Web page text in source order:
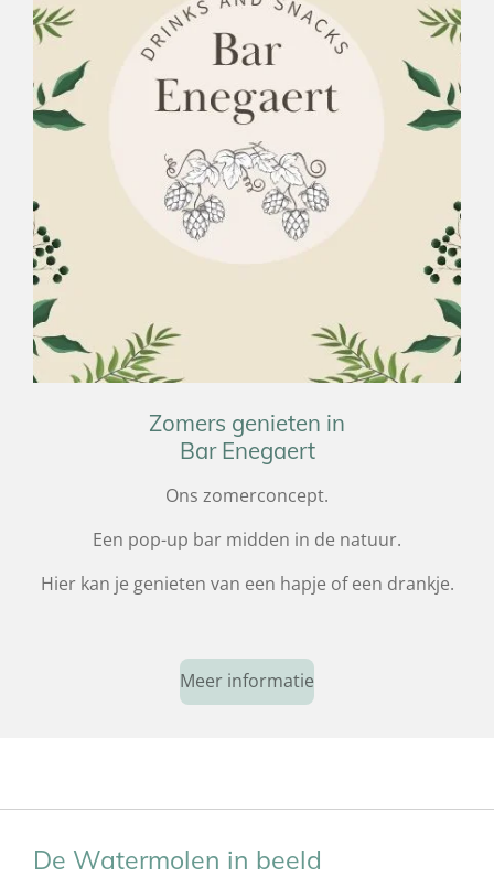
Zomers genieten in
Bar Enegaert
Ons zomerconcept.
Een pop-up bar midden in de natuur.
Hier kan je genieten van een hapje of een drankje.
Meer informatie
De Watermolen in beeld